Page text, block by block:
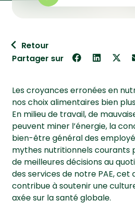
Retour
Partager sur
Les croyances erronées en
nos choix alimentaires bien
En milieu de travail, de
peuvent miner l’énergie, la
bien-être général des
mythes nutritionnels courants
de meilleures décisions au
des services de notre PAE,
contribue à soutenir une
axée sur la santé globale.